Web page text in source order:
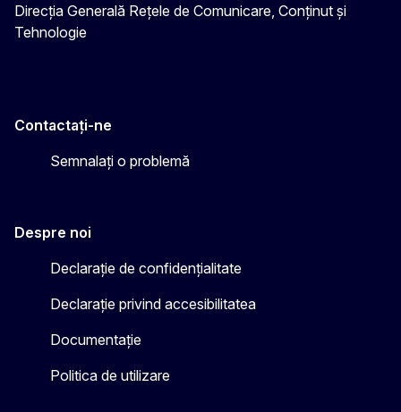
Direcția Generală Rețele de Comunicare, Conținut și
Tehnologie
Contactați-ne
Semnalați o problemă
Despre noi
Declarație de confidențialitate
Declarație privind accesibilitatea
Documentație
Politica de utilizare